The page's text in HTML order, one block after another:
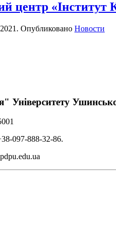
центр «Інститут
. Опубликовано Новости
Університету
097-888-32-86.